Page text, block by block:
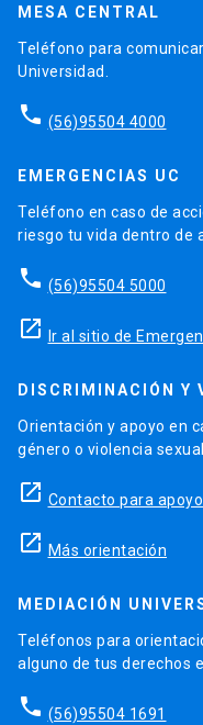
MESA CENTRAL
Teléfono para
Universidad.
phone (56)95504 4000
EMERGENCIAS UC
Teléfono en caso de
riesgo tu vida dentro de
phone (56)95504 5000
launch Ir al sitio de
DISCRIMINACIÓN Y
Orientación y apoyo en
género o violencia sexual.
launch Contacto para apoyo
launch Más orientación
MEDIACIÓN
Teléfonos para
alguno de tus derechos
phone (56)95504 1691